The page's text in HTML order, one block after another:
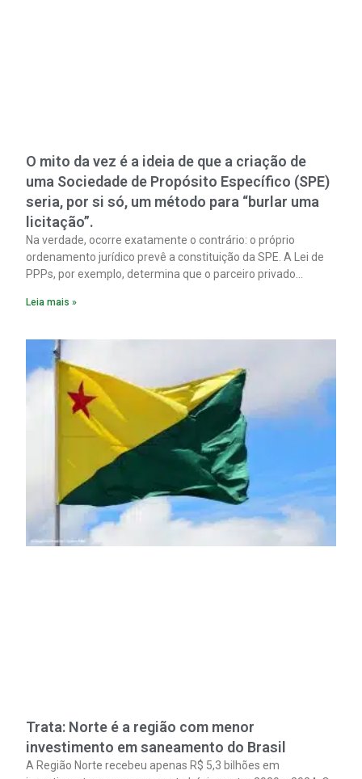
O mito da vez é a ideia de que a criação de
uma Sociedade de Propósito Específico (SPE)
seria, por si só, um método para “burlar uma
licitação”.
Na verdade, ocorre exatamente o contrário: o próprio
ordenamento jurídico prevê a constituição da SPE. A Lei de
PPPs, por exemplo, determina que o parceiro privado
empreendimento. Ou seja, a suposta “fraude à licitação” é
figura é facultativa e sujeita a uma escolha racional de
projeto a projeto.
Leia mais »
Trata: Norte é a região com menor
investimento em saneamento do Brasil
A Região Norte recebeu apenas R$ 5,3 bilhões em